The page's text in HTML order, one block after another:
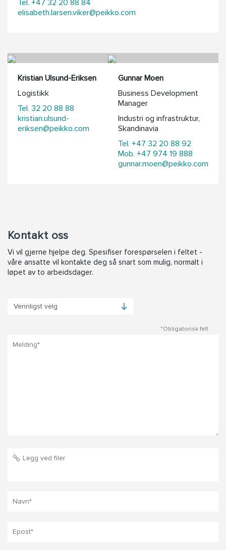
Tel. +47 32 20 88 84
elisabeth.larsen.viker@peikko.com
Kristian Ulsund-Eriksen
Logistikk
Tel. 32 20 88 88
kristian.ulsund-
eriksen@peikko.com
Gunnar Moen
Business Development
Manager
Industri og infrastruktur,
Skandinavia
Tel. +47 32 20 88 92
Mob. +47 974 19 888
gunnar.moen@peikko.com
Kontakt oss
Vi vil gjerne hjelpe deg. Spesifiser forespørselen i feltet -
våre ansatte vil kontakte deg så snart som mulig, normalt i
løpet av to arbeidsdager.
*Obligatorisk felt
Legg ved filer